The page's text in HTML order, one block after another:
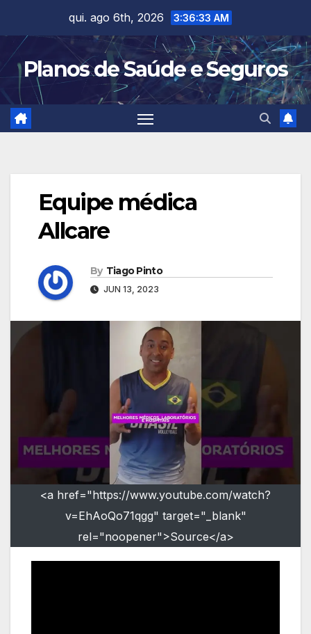
content
qui. ago 6th, 2026 3:36:34 AM
Planos de Saúde e Seguros
Equipe médica
Allcare
By Tiago Pinto
JUN 13, 2023
<a href="https://www.youtube.com/watch?
v=EhAoQo71qgg" target="_blank"
rel="noopener">Source</a>